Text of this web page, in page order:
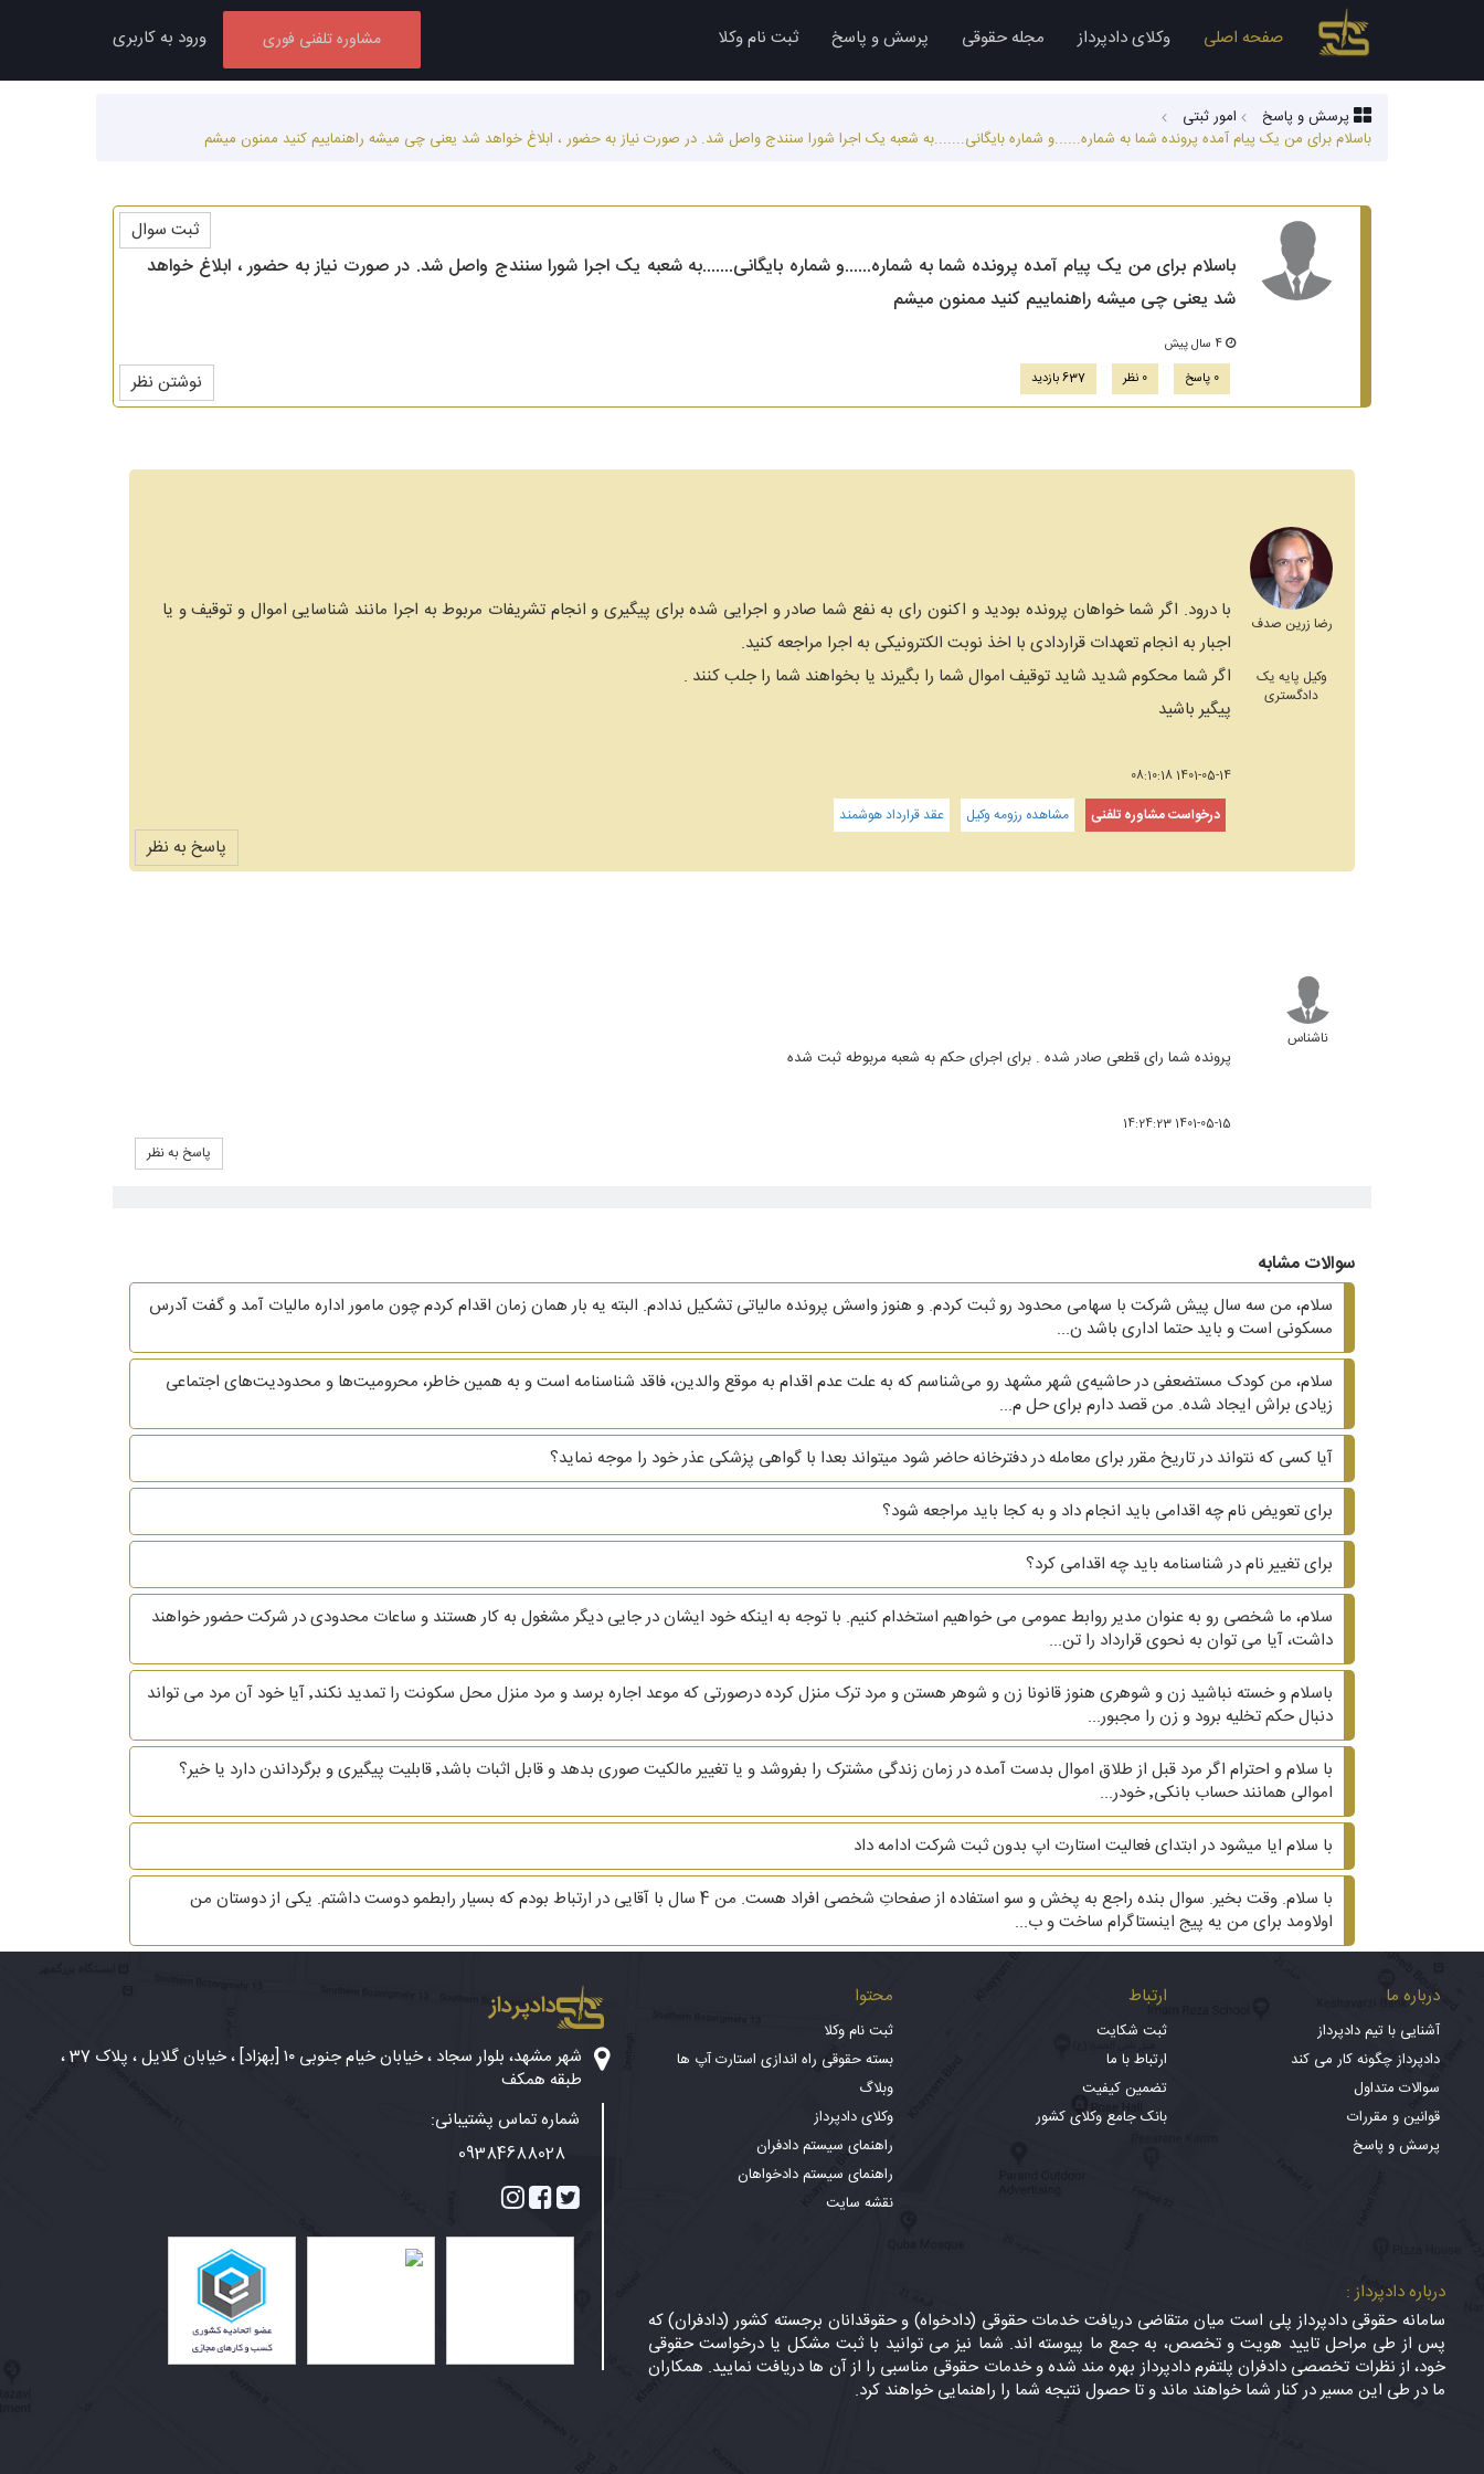
صفحه اصلی وکلای دادپرداز مجله حقوقی پرسش و پاسخ ثبت نام وکلا مشاوره تلفنی فوری ورود به کاربری
پرسش و پاسخ
امور ثبتی
باسلام برای من یک پیام آمده پرونده شما به شماره......و شماره بایگانی.......به شعبه یک اجرا شورا سنندج واصل شد. در صورت نیاز به حضور ، ابلاغ خواهد شد یعنی چی میشه راهنماییم کنید ممنون میشم
باسلام برای من یک پیام آمده پرونده شما به شماره......و شماره بایگانی.......به شعبه یک اجرا شورا سنندج واصل شد. در صورت نیاز به حضور ، ابلاغ خواهد
شد یعنی چی میشه راهنماییم کنید ممنون میشم
4 سال پیش
0 پاسخ
0 نظر 637 بازدید نوشتن نظر
ثبت سوال
رضا زرین صدف
وکیل پایه یک
دادگستری
با درود. اگر شما خواهان پرونده بودید و اکنون رای به نفع شما صادر و اجرایی شده برای پیگیری و انجام تشریفات مربوط به اجرا مانند شناسایی اموال و توقیف و یا
اجبار به انجام تعهدات قراردادی با اخذ نوبت الکترونیکی به اجرا مراجعه کنید.
اگر شما محکوم شدید شاید توقیف اموال شما را بگیرند یا بخواهند شما را جلب کنند .
پیگیر باشید‌
1401-05-14 08:10:18
درخواست مشاوره تلفنی مشاهده رزومه وکیل عقد قرارداد هوشمند
پاسخ به نظر
ناشناس
پرونده شما رای قطعی صادر شده . برای اجرای حکم به شعبه مربوطه ثبت شده
1401-05-15 14:24:23
پاسخ به نظر
سوالات مشابه
سلام، من سه سال پیش شرکت با سهامی محدود رو ثبت کردم. و هنوز واسش پرونده مالیاتی تشکیل ندادم. البته یه بار همان زمان اقدام کردم چون مامور اداره مالیات آمد و گفت آدرس
مسکونی است و باید حتما اداری باشد ن...
سلام، من کودک مستضعفی در حاشیه‌ی شهر مشهد رو می‌شناسم که به علت عدم اقدام به موقع والدین، فاقد شناسنامه است و به همین خاطر، محرومیت‌ها و محدودیت‌های اجتماعی
زیادی براش ایجاد شده. من قصد دارم برای حل م...
آیا کسی که نتواند در تاریخ مقرر برای معامله در دفترخانه حاضر شود میتواند بعدا با گواهی پزشکی عذر خود را موجه نماید؟
برای تعویض نام چه اقدامی باید انجام داد و به کجا باید مراجعه شود؟
برای تغییر نام در شناسنامه باید چه اقدامی کرد؟
سلام، ما شخصی رو به عنوان مدیر روابط عمومی می خواهیم استخدام کنیم. با توجه به اینکه خود ایشان در جایی دیگر مشغول به کار هستند و ساعات محدودی در شرکت حضور خواهند
داشت، آیا می توان به نحوی قرارداد را تن...
باسلام و خسته نباشید زن و شوهری هنوز قانونا زن و شوهر هستن و مرد ترک منزل کرده درصورتی که موعد اجاره برسد و مرد منزل محل سکونت را تمدید نکند٬ آیا خود آن مرد می تواند
دنبال حکم تخلیه برود و زن را مجبور...
با سلام و احترام اگر مرد قبل از طلاق اموال بدست آمده در زمان زندگی مشترک را بفروشد و یا تغییر مالکیت صوری بدهد و قابل اثبات باشد٬ قابلیت پیگیری و برگرداندن دارد یا خیر؟
اموالی همانند حساب بانکی٬ خودر...
با سلام ایا میشود در ابتدای فعالیت استارت اپ بدون ثبت شرکت ادامه داد
با سلام. وقت بخیر. سوال بنده راجع به پخش و سو استفاده از صفحاتِ شخصی افراد هست. من 4 سال با آقایی در ارتباط بودم که بسیار رابطمو دوست داشتم. یکی از دوستان من
اولاومد برای من یه پیج اینستاگرام ساخت و ب...
درباره ما
آشنایی با تیم دادپرداز
دادپرداز چگونه کار می کند
سوالات متداول
قوانین و مقررات
پرسش و پاسخ
ارتباط
ثبت شکایت
ارتباط با ما
تضمین کیفیت
بانک جامع وکلای کشور
محتوا
ثبت نام وکلا
بسته حقوقی راه اندازی استارت آپ ها
وبلاگ
وکلای دادپرداز
راهنمای سیستم دادفران
راهنمای سیستم دادخواهان
نقشه سایت
درباره دادپرداز :
سامانه حقوقی دادپرداز پلی است میان متقاضی دریافت خدمات حقوقی (دادخواه) و حقوقدانان برجسته کشور (دادفران) که
پس از طی مراحل تایید هویت و تخصص، به جمع ما پیوسته اند. شما نیز می توانید با ثبت مشکل یا درخواست حقوقی
خود، از نظرات تخصصی دادفران پلتفرم دادپرداز بهره مند شده و خدمات حقوقی مناسبی را از آن ها دریافت نمایید. همکاران
ما در طی این مسیر در کنار شما خواهند ماند و تا حصول نتیجه شما را راهنمایی خواهند کرد.
دادپرداز
شهر مشهد، بلوار سجاد ، خیابان خیام جنوبی ۱۰ [بهزاد] ، خیابان گلایل ، پلاک 37 ،
طبقه همکف
شماره تماس پشتیبانی:
09384688028